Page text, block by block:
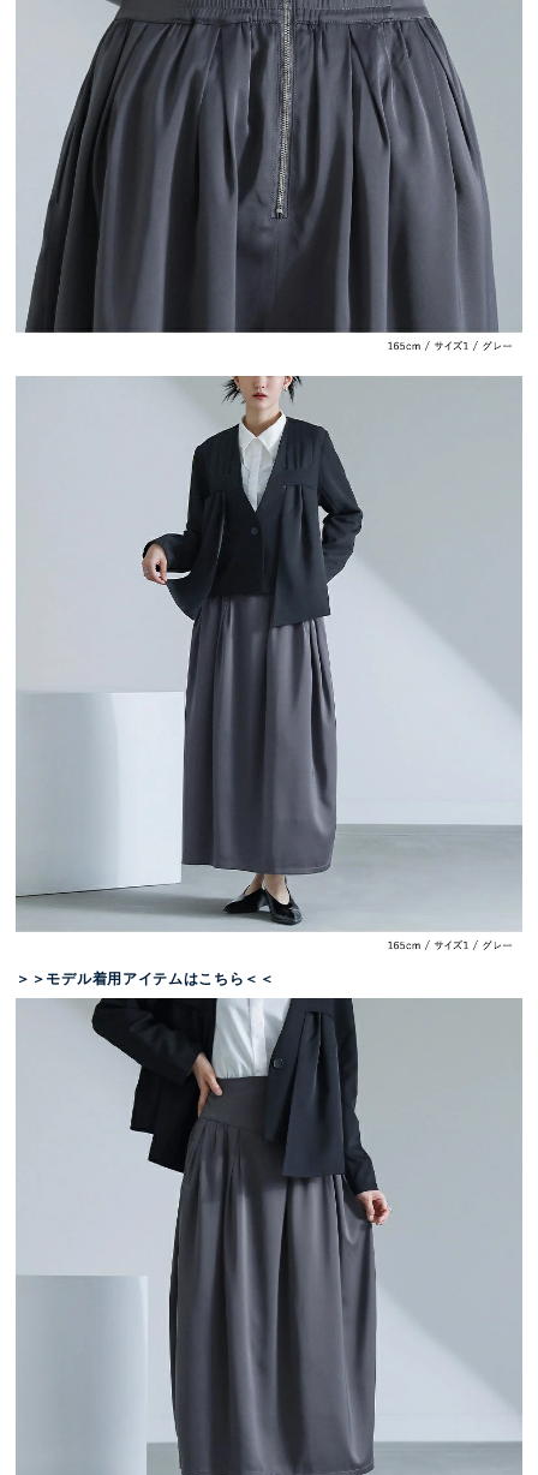
＞＞モデル着用アイテムはこちら＜＜